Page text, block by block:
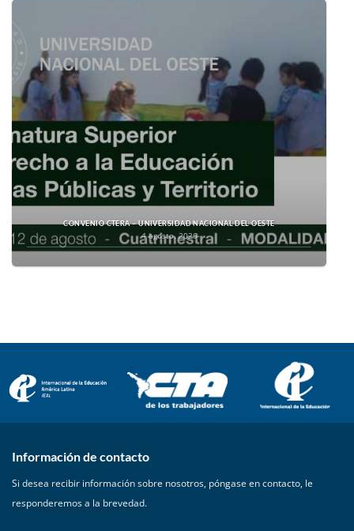
CONVENIO CTERA – UNIVERSIDAD NACIONAL DEL OESTE
4 agosto, 2026
Información de contacto
Si desea recibir información sobre nosotros, póngase en contacto, le
responderemos a la brevedad.